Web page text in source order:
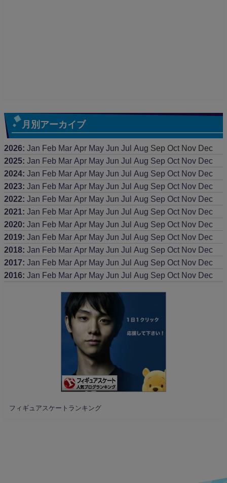
月別アーカイブ
2026: Jan Feb Mar Apr May Jun Jul Aug Sep Oct Nov Dec
2025: Jan Feb Mar Apr May Jun Jul Aug Sep Oct Nov Dec
2024: Jan Feb Mar Apr May Jun Jul Aug Sep Oct Nov Dec
2023: Jan Feb Mar Apr May Jun Jul Aug Sep Oct Nov Dec
2022: Jan Feb Mar Apr May Jun Jul Aug Sep Oct Nov Dec
2021 : Jan Feb Mar Apr May Jun Jul Aug Sep Oct Nov Dec
2020: Jan Feb Mar Apr May Jun Jul Aug Sep Oct Nov Dec
2019: Jan Feb Mar Apr May Jun Jul Aug Sep Oct Nov Dec
2018: Jan Feb Mar Apr May Jun Jul Aug Sep Oct Nov Dec
2017: Jan Feb Mar Apr May Jun Jul Aug Sep Oct Nov Dec
2016: Jan Feb Mar Apr May Jun Jul Aug Sep Oct Nov Dec
フィギュアスケートランキング